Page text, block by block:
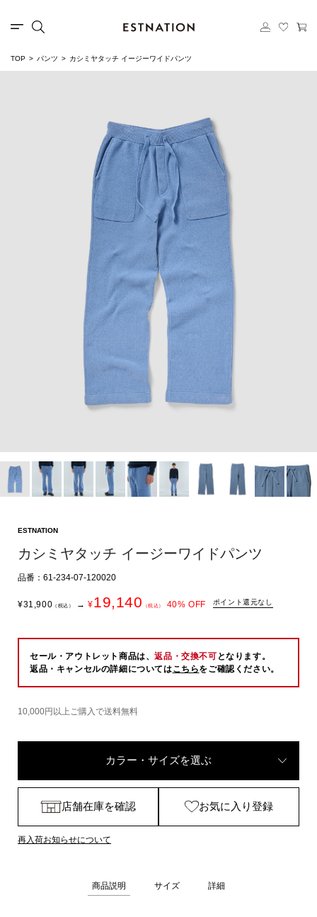
TOP パンツ カシミヤタッチ イージーワイドパンツ
ESTNATION
カシミヤタッチ イージーワイドパンツ
品番：61-234-07-120020
¥31,900 （税込） → ¥19,140 （税込） 40% OFF ポイント還元なし
セール・アウトレット商品は、返品・交換不可 となります。
返品・キャンセルの詳細についてはこちらをご確認ください。
10,000円以上ご購入で送料無料
カラー・サイズを選ぶ
店舗在庫を確認 お気に入り登録
再入荷お知らせについて
商品説明 サイズ 詳細